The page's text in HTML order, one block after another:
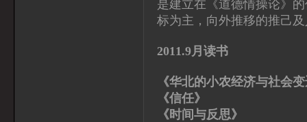
是建立在《道德情操论》
标为主，向外推移的推己
2011.9月读书
《华北的小农经济与社会
《信任》
《时间与反思